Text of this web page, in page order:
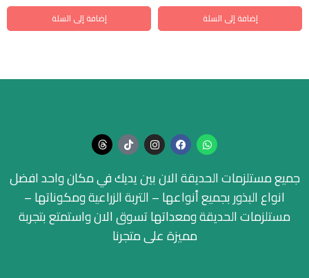
إضافة إلى السلة إضافة إلى السلة
جميع مستلزمات الحديقة الان بين يديك في مكان واحد افضل
انواع البذور بجميع أنواعها – التربة الزراعية ومكوناتها –
مستلزمات الحديقة ومعداتها تسوق الان واستمتع بتجربة
مميزة على متجرنا